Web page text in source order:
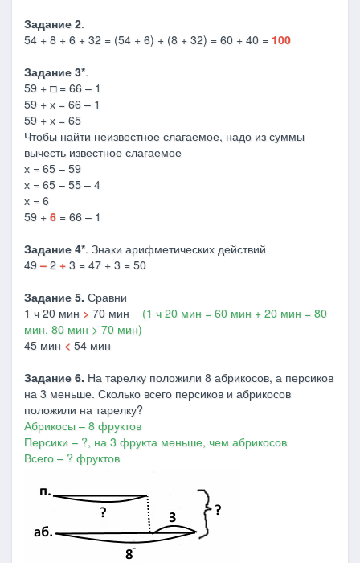
Задание 2.
54 + 8 + 6 + 32 = (54 + 6) + (8 + 32) = 60 + 40 = 100
Задание 3*.
59 + □ = 66 – 1
59 + х = 66 – 1
59 + х = 65
Чтобы найти неизвестное слагаемое, надо из суммы
вычесть известное слагаемое
х = 65 – 59
х = 65 – 55 – 4
х = 6
59 + 6 = 66 – 1
Задание 4*. Знаки арифметических действий
49– 2 + 3 = 47 + 3 = 50
Задание 5. Сравни
1 ч 20 мин > 70 мин (1 ч 20 мин = 60 мин + 20 мин = 80
мин, 80 мин > 70 мин)
45 мин < 54 мин
Задание 6. На тарелку положили 8 абрикосов, а персиков
на 3 меньше. Сколько всего персиков и абрикосов
положили на тарелку?
Абрикосы – 8 фруктов
Персики – ?, на 3 фрукта меньше, чем абрикосов
Всего – ? фруктов